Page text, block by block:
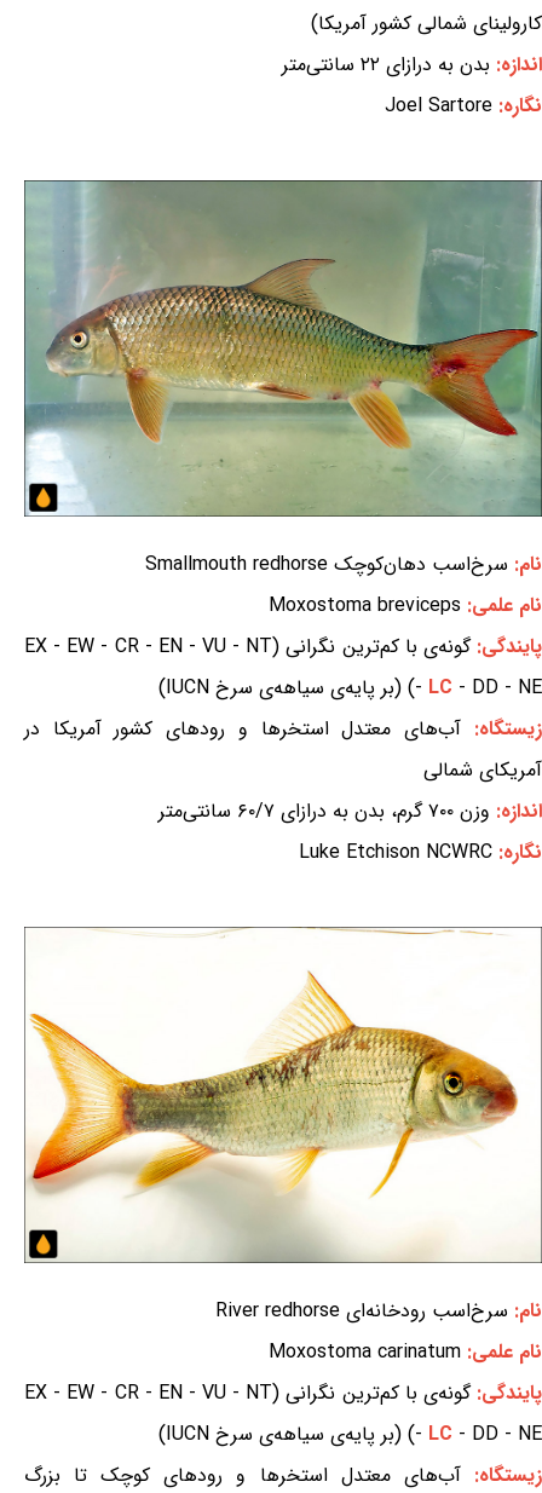
کارولینای شمالی کشور آمریکا)
اندازه: بدن به درازای ۲۲ سانتی‌متر
نگاره: Joel Sartore
نام: سرخ‌اسب دهان‌کوچک Smallmouth redhorse
نام علمی: Moxostoma breviceps
پایندگی:
گونه‌ی با کم‌ترین نگرانی (EX - EW - CR - EN - VU - NT
- LC - DD - NE) (بر پایه‌ی سیاهه‌ی سرخ IUCN)
زیستگاه: آب‌های معتدل استخرها و رودهای کشور آمریکا در
آمریکای شمالی
اندازه: وزن ۷۰۰ گرم، بدن به درازای ۶۰/۷ سانتی‌متر
نگاره: Luke Etchison NCWRC
نام: سرخ‌اسب رودخانه‌ای River redhorse
نام علمی: Moxostoma carinatum
پایندگی:
گونه‌ی با کم‌ترین نگرانی (EX - EW - CR - EN - VU - NT
- LC - DD - NE) (بر پایه‌ی سیاهه‌ی سرخ IUCN)
زیستگاه:آب‌های معتدل استخرها و رودهای کوچک تا بزرگ